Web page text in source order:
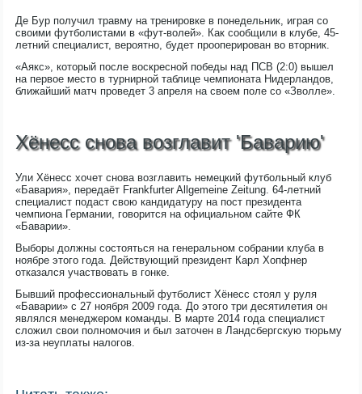
Де Бур получил травму на тренировке в понедельник, играя со
своими футболистами в «фут-волей». Как сообщили в клубе, 45-
летний специалист, вероятно, будет прооперирован во вторник.
«Аякс», который после воскресной победы над ПСВ (2:0) вышел
на первое место в турнирной таблице чемпионата Нидерландов,
ближайший матч проведет 3 апреля на своем поле со «Зволле».
Хёнесс снова возглавит 'Баварию'
Ули Хёнесс хочет снова возглавить немецкий футбольный клуб
«Бавария», передаёт Frankfurter Allgemeine Zeitung. 64-летний
специалист подаст свою кандидатуру на пост президента
чемпиона Германии, говорится на официальном сайте ФК
«Баварии».
Выборы должны состояться на генеральном собрании клуба в
ноябре этого года. Действующий президент Карл Хопфнер
отказался участвовать в гонке.
Бывший профессиональный футболист Хёнесс стоял у руля
«Баварии» с 27 ноября 2009 года. До этого три десятилетия он
являлся менеджером команды. В марте 2014 года специалист
сложил свои полномочия и был заточен в Ландсбергскую тюрьму
из-за неуплаты налогов.